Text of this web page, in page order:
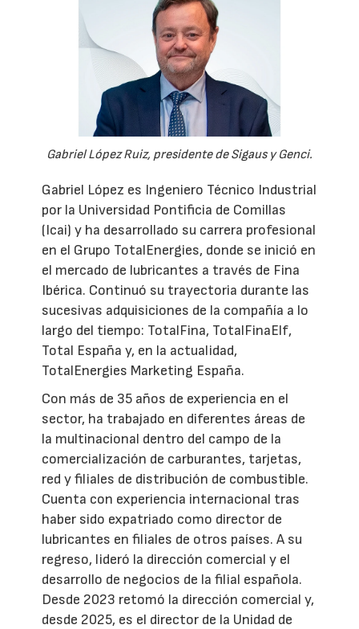
Gabriel López Ruiz, presidente de Sigaus y Genci.
Gabriel López es Ingeniero Técnico Industrial
por la Universidad Pontificia de Comillas
(Icai) y ha desarrollado su carrera profesional
en el Grupo TotalEnergies, donde se inició en
el mercado de lubricantes a través de Fina
Ibérica. Continuó su trayectoria durante las
sucesivas adquisiciones de la compañía a lo
largo del tiempo: TotalFina, TotalFinaElf,
Total España y, en la actualidad,
TotalEnergies Marketing España.
Con más de 35 años de experiencia en el
sector, ha trabajado en diferentes áreas de
la multinacional dentro del campo de la
comercialización de carburantes, tarjetas,
red y filiales de distribución de combustible.
Cuenta con experiencia internacional tras
haber sido expatriado como director de
lubricantes en filiales de otros países. A su
regreso, lideró la dirección comercial y el
desarrollo de negocios de la filial española.
Desde 2023 retomó la dirección comercial y,
desde 2025, es el director de la Unidad de